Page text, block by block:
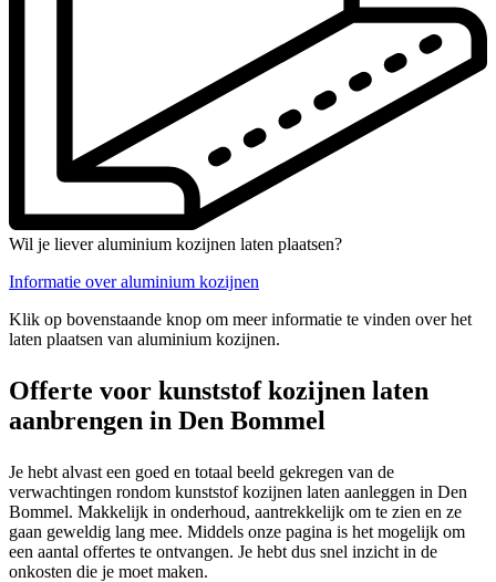
Wil je liever aluminium kozijnen laten plaatsen?
Informatie over aluminium kozijnen
Klik op bovenstaande knop om meer informatie te vinden over het
laten plaatsen van aluminium kozijnen.
Offerte voor kunststof kozijnen laten
aanbrengen in Den Bommel
Je hebt alvast een goed en totaal beeld gekregen van de
verwachtingen rondom kunststof kozijnen laten aanleggen in Den
Bommel. Makkelijk in onderhoud, aantrekkelijk om te zien en ze
gaan geweldig lang mee. Middels onze pagina is het mogelijk om
een aantal offertes te ontvangen. Je hebt dus snel inzicht in de
onkosten die je moet maken.